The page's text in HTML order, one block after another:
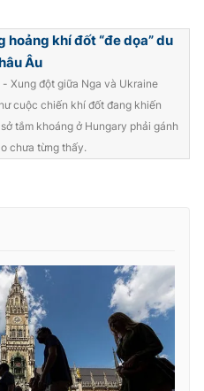
thức nếu không có sự chấp
VTV.vn khi phát hành lại
hoảng khí đốt “đe dọa” du
Âu
- Xung đột giữa Nga và Ukraine
cuộc chiến khí đốt đang khiến
tắm khoáng ở Hungary phải gánh
chưa từng thấy.